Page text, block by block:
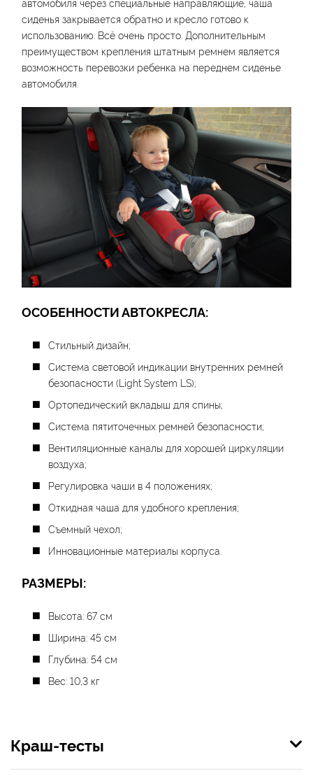
сиденья закрывается обратно и кресло готово к
использованию. Всё очень просто. Дополнительным
преимуществом крепления штатным ремнем является
возможность перевозки ребенка на переднем сиденье
автомобиля.
ОСОБЕННОСТИ АВТОКРЕСЛА:
Стильный дизайн;
Система световой индикации внутренних ремней
безопасности (Light System LS);
Ортопедический вкладыш для спины;
Система пятиточечных ремней безопасности;
Вентиляционные каналы для хорошей циркуляции
воздуха;
Регулировка чаши в 4 положениях;
Откидная чаша для удобного крепления;
Съемный чехол;
Инновационные материалы корпуса.
РАЗМЕРЫ:
Высота: 67 см
Ширина: 45 см
Глубина: 54 см
Вес: 10,3 кг
Краш-тесты